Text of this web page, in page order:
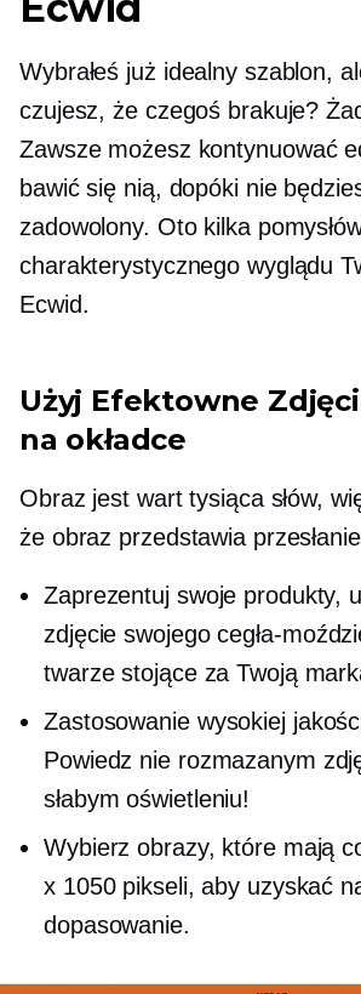
Wybrałeś już idealny szablon,
czujesz, że czegoś brakuje?
Zawsze możesz kontynuować
bawić się nią, dopóki nie
zadowolony. Oto kilka
charakterystycznego wyglądu
Ecwid.
Użyj Efektowne
na okładce
Obraz jest wart tysiąca słów,
że obraz przedstawia
Zaprezentuj swoje produkty,
zdjęcie swojegocegła-
twarze stojące za Twoją
Zastosowanie wysokiej
Powiedz nie rozmazanym
słabym oświetleniu!
Wybierz obrazy, które mają
x 1050 pikseli, aby uzyskać
dopasowanie.